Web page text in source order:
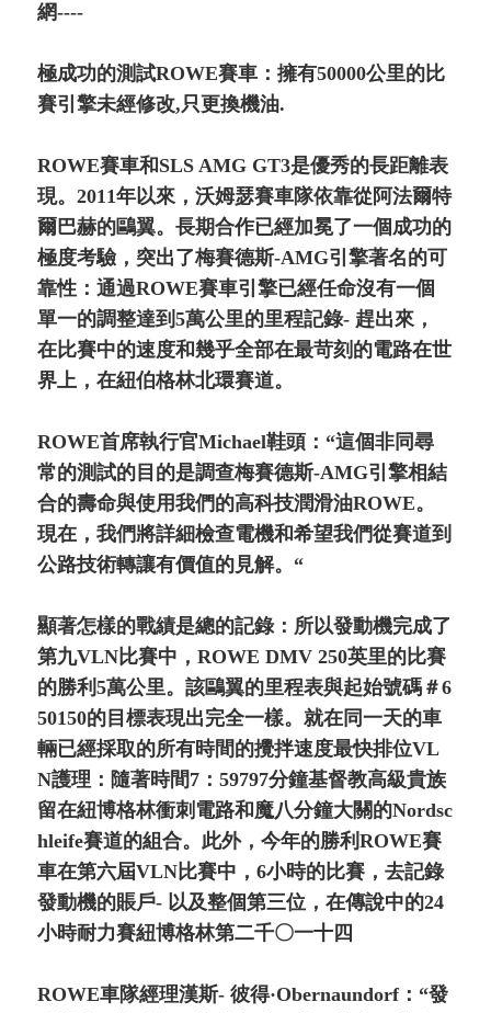
網----
極成功的測試ROWE賽車：擁有50000公里的比
賽引擎未經修改,只更換機油.
ROWE賽車和SLS AMG GT3是優秀的長距離表
現。2011年以來，沃姆瑟賽車隊依靠從阿法爾特
爾巴赫的鷗翼。長期合作已經加冕了一個成功的
極度考驗，突出了梅賽德斯-AMG引擎著名的可
靠性：通過ROWE賽車引擎已經任命沒有一個
單一的調整達到5萬公里的里程記錄- 趕出來，
在比賽中的速度和幾乎全部在最苛刻的電路在世
界上，在紐伯格林北環賽道。
ROWE首席執行官Michael鞋頭：“這個非同尋
常的測試的目的是調查梅賽德斯-AMG引擎相結
合的壽命與使用我們的高科技潤滑油ROWE。
現在，我們將詳細檢查電機和希望我們從賽道到
公路技術轉讓有價值的見解。“
顯著怎樣的戰績是總的記錄：所以發動機完成了
第九VLN比賽中，ROWE DMV 250英里的比賽
的勝利5萬公里。該鷗翼的里程表與起始號碼＃6
50150的目標表現出完全一樣。就在同一天的車
輛已經採取的所有時間的攪拌速度最快排位VL
N護理：隨著時間7：59797分鐘基督教高級貴族
留在紐博格林衝刺電路和魔八分鐘大關的Nordsc
hleife賽道的組合。此外，今年的勝利ROWE賽
車在第六屆VLN比賽中，6小時的比賽，去記錄
發動機的賬戶- 以及整個第三位，在傳說中的24
小時耐力賽紐博格林第二千〇一十四
ROWE車隊經理漢斯- 彼得·Obernaundorf：“發